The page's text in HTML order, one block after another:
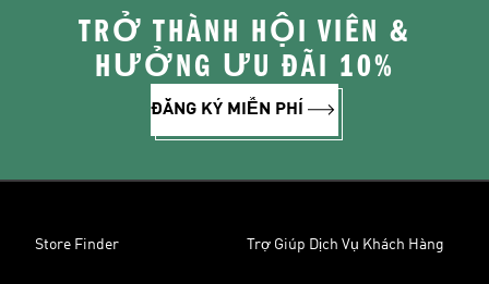
TRỞ THÀNH HỘI VIÊN &
HƯỞNG ƯU ĐÃI 10%
ĐĂNG KÝ MIỄN PHÍ
Store Finder Trợ Giúp Dịch Vụ Khách Hàng